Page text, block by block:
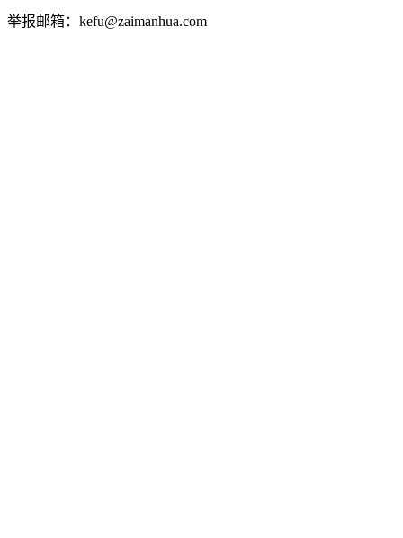
举报邮箱：kefu@zaimanhua.com